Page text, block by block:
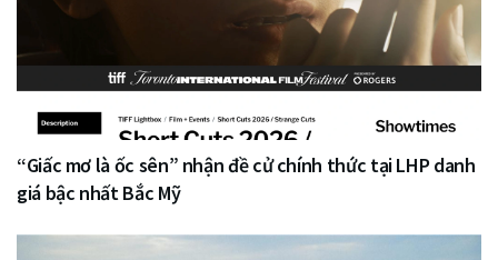
“Giấc mơ là ốc sên” nhận đề cử chính thức tại LHP danh
giá bậc nhất Bắc Mỹ